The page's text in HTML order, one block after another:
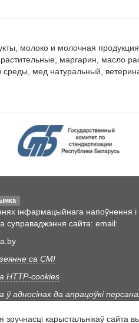
молоко и молочная
маргарин, масло
мед натуральный,
інфармацыйнага напоўнення і
суправаджэння сайта: email:
са СМІ
HTTP-cookies
ў адносінах да апрацоўкі
карыстальнікаў сайта